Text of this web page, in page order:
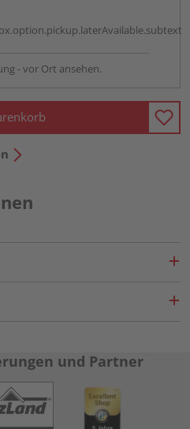
- vor Ort ansehen.
und Partner